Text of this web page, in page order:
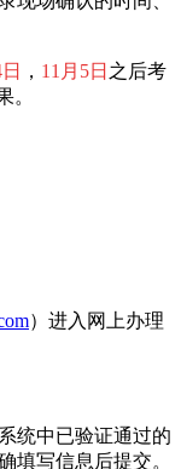
， 11月5日 之后考
。
）进入网上办理
统中已验证通过的
填写信息后提交。